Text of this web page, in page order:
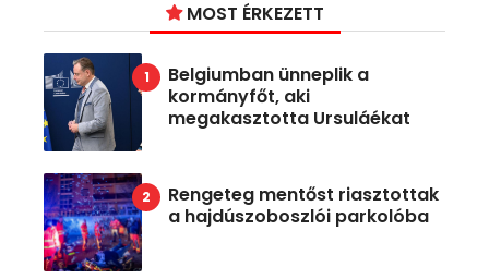
MOST ÉRKEZETT
Belgiumban ünneplik a
kormányfőt, aki
megakasztotta Ursuláékat
Rengeteg mentőst riasztottak
a hajdúszoboszlói parkolóba